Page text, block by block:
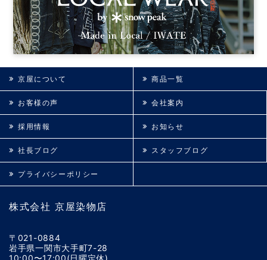
株式会社 京屋染物店
〒021-0884
岩手県一関市大手町7-28
10:00〜17:00(日曜定休)
京屋について 商品一覧
お客様の声 会社案内
採用情報 お知らせ
社長ブログ スタッフブログ
プライバシーポリシー